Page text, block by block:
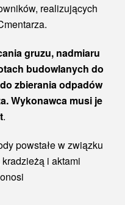
realizujących
gruzu, nadmiaru
budowlanych do
zbierania odpadów
Wykonawca musi je
.
powstałe w związku
kradzieżą i aktami